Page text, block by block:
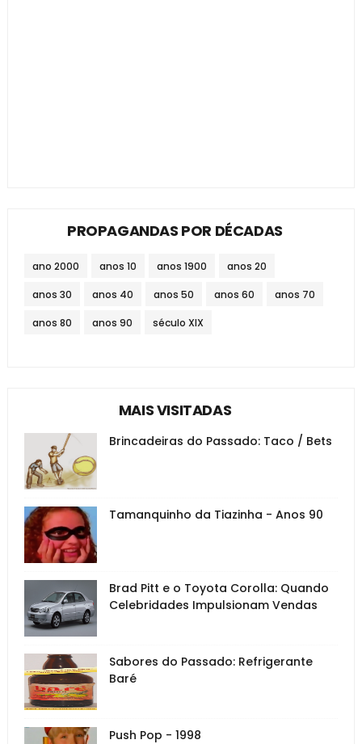
PROPAGANDAS POR DÉCADAS
ano 2000 anos 10 anos 1900 anos 20
anos 30 anos 40 anos 50 anos 60 anos 70
anos 80 anos 90 século XIX
MAIS VISITADAS
Brincadeiras do Passado: Taco / Bets
Tamanquinho da Tiazinha - Anos 90
Brad Pitt e o Toyota Corolla: Quando
Celebridades Impulsionam Vendas
Sabores do Passado: Refrigerante
Baré
Push Pop - 1998